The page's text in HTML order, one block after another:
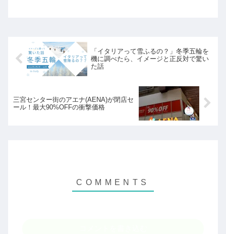
「イタリアって雪ふるの？」冬季五輪を
機に調べたら、イメージと正反対で驚い
た話
三宮センター街のアエナ(AENA)が閉店セ
ール！最大90%OFFの衝撃価格